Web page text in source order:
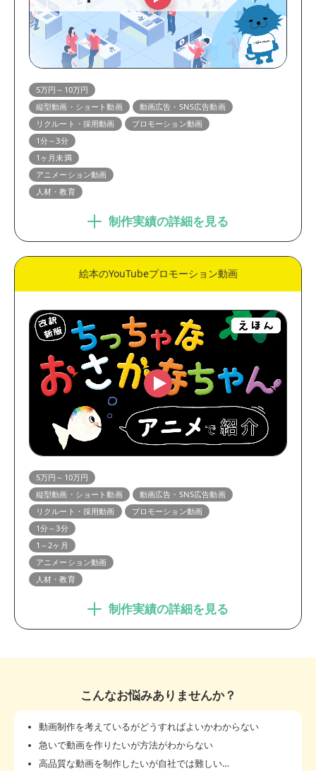
5万円～10万円
縦型動画・ショート動画
動画広告・SNS広告動画
リクルート・採用動画
プロモーション動画
1分～3分
1ヶ月未満
アニメーション動画
人材・教育
制作実績の詳細を見る
絵本のYouTubeプロモーション動画
5万円～10万円
縦型動画・ショート動画
動画広告・SNS広告動画
リクルート・採用動画
プロモーション動画
1分～3分
1～2ヶ月
アニメーション動画
人材・教育
制作実績の詳細を見る
こんなお悩みありませんか？
動画制作を考えているがどうすればよいかわからない
急いで動画を作りたいが方法がわからない
高品質な動画を制作したいが自社では難しい…